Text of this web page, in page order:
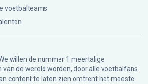
voetbalteams
willen de nummer 1 meertalige
de wereld worden, door alle voetbalfans
content te laten zien omtrent het meeste